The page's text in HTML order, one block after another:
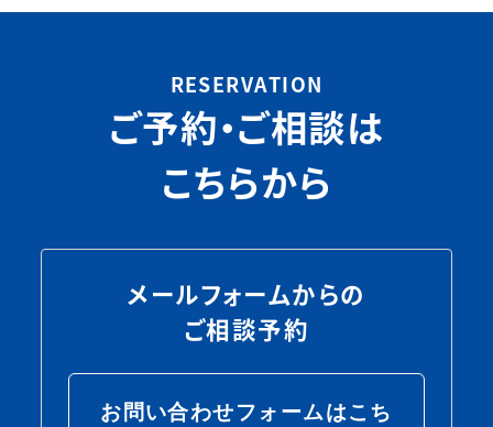
RESERVATION
ご予約・ご相談は
こちらから
メールフォームからの
ご相談予約
お問い合わせフォームはこち